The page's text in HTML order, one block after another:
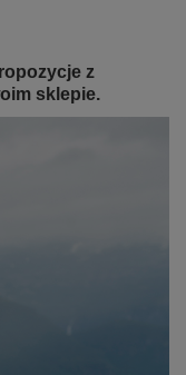
z
sklepie.